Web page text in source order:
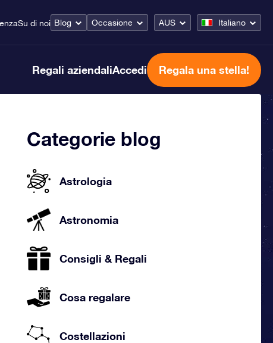
Su di noi Blog Occasione AUS Italiano
Regali aziendaliAccedi Regala una stella!
Categorie blog
Astrologia
Astronomia
Consigli & Regali
Cosa regalare
Costellazioni